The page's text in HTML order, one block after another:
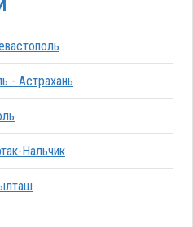
- Астрахань
Нальчик